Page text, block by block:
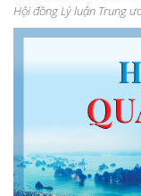
Hội đồng Lý luận Trung